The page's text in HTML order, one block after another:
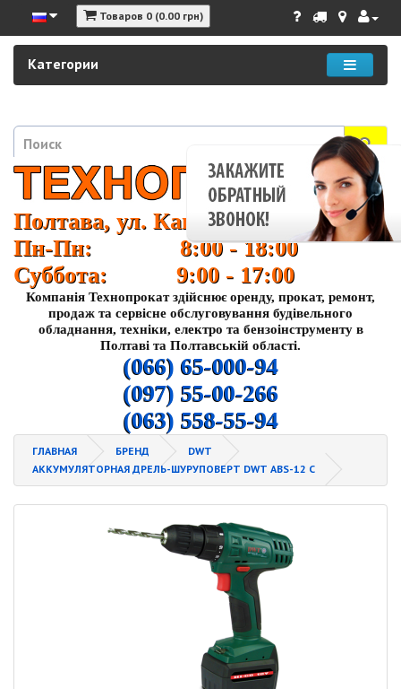
Товаров 0 (0.00 грн)
Категории
Полтава, ул. Кагамлыка 37
Пн-Пн: 8:00 - 18:00
Суббота: 9:00 - 17:00
Компанія Технопрокат здійснює оренду, прокат, ремонт,
продаж та сервісне обслуговування будівельного
обладнання, техніки, електро та бензоінструменту в
Полтаві та Полтавській області.
(066) 65-000-94
(097) 55-00-266
(063) 558-55-94
ГЛАВНАЯ БРЕНД
DWT
АККУМУЛЯТОРНАЯ ДРЕЛЬ-ШУРУПОВЕРТ DWT ABS-12 C